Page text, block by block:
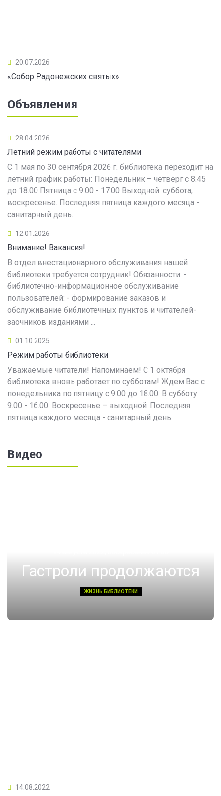
20.07.2026
«Собор Радонежских святых»
Объявления
28.04.2026
Летний режим работы с читателями
С 1 мая по 30 сентября 2026 г. библиотека переходит на
летний график работы: Понедельник – четверг с 8.45
до 18.00 Пятница с 9.00 - 17.00 Выходной: суббота,
воскресенье. Последняя пятница каждого месяца -
санитарный день.
12.01.2026
Внимание! Вакансия!
В отдел внестационарного обслуживания нашей
библиотеки требуется сотрудник! Обязанности: -
библиотечно-информационное обслуживание
пользователей: - формирование заказов и
обслуживание библиотечных пунктов и читателей-
заочников изданиями ...
01.10.2025
Режим работы библиотеки
Уважаемые читатели! Напоминаем! С 1 октября
библиотека вновь работает по субботам! Ждем Вас с
понедельника по пятницу с 9.00 до 18.00. В субботу
9.00 - 16.00. Воскресенье – выходной. Последняя
пятница каждого месяца - санитарный день.
Видео
Гастроли продолжаются
ЖИЗНЬ БИБЛИОТЕКИ
14.08.2022